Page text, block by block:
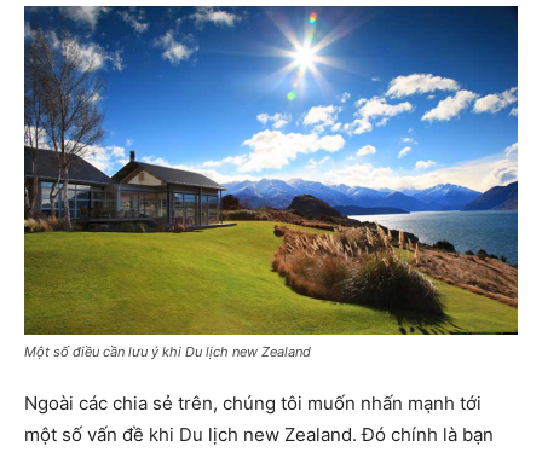
Một số điều cần lưu ý khi Du lịch new Zealand
Ngoài các chia sẻ trên, chúng tôi muốn nhấn mạnh tới
một số vấn đề khi Du lịch new Zealand. Đó chính là bạn